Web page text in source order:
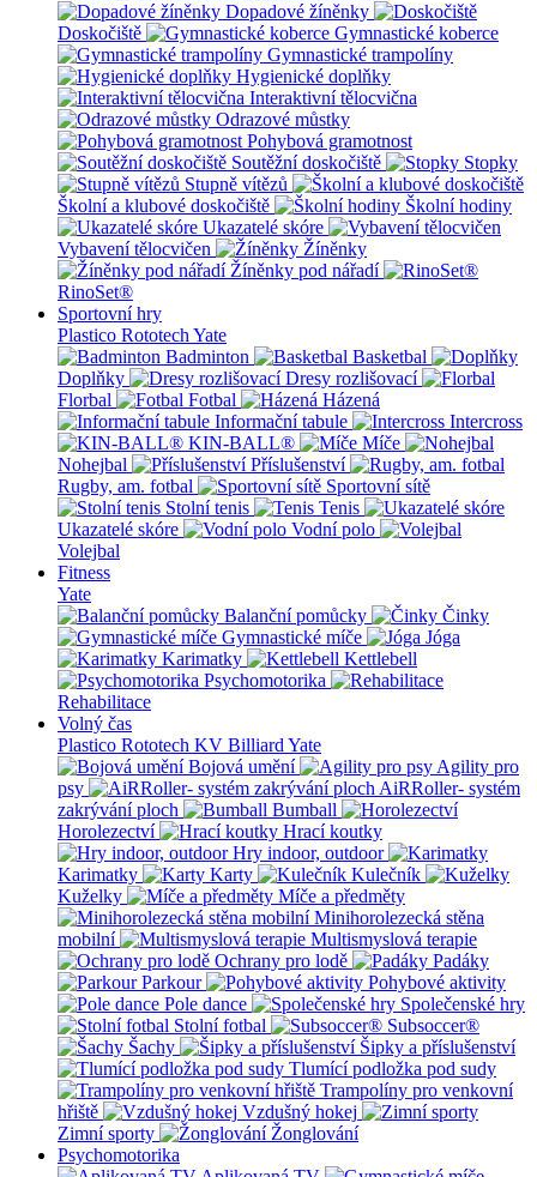
Dopadové žíněnky
Doskočiště
Gymnastické koberce
Gymnastické trampolíny
Hygienické doplňky
Interaktivní tělocvična
Odrazové můstky
Pohybová gramotnost
Soutěžní doskočiště
Stopky
Stupně vítězů
Školní a klubové doskočiště
Školní hodiny
Ukazatelé skóre
Vybavení tělocvičen
Žíněnky
Žíněnky pod nářadí
RinoSet®
Sportovní hry
Plastico Rototech Yate
Badminton
Basketbal
Doplňky
Dresy rozlišovací
Florbal
Fotbal
Házená
Informační tabule
Intercross
KIN-BALL®
Míče
Nohejbal
Příslušenství
Rugby, am. fotbal
Sportovní sítě
Stolní tenis
Tenis
Ukazatelé skóre
Vodní polo
Volejbal
Fitness
Yate
Balanční pomůcky
Činky
Gymnastické míče
Jóga
Karimatky
Kettlebell
Psychomotorika
Rehabilitace
Volný čas
Plastico Rototech KV Billiard Yate
Bojová umění
Agility pro
psy
AiRRoller- systém
zakrývání ploch
Bumball
Horolezectví
Hrací koutky
Hry indoor, outdoor
Karimatky
Karty
Kulečník
Kuželky
Míče a předměty
Minihorolezecká stěna
mobilní
Multismyslová terapie
Ochrany pro lodě
Padáky
Parkour
Pohybové aktivity
Pole dance
Společenské hry
Stolní fotbal
Subsoccer®
Šachy
Šipky a příslušenství
Tlumící podložka pod sudy
Trampolíny pro venkovní
hřiště
Vzdušný hokej
Zimní sporty
Žonglování
Psychomotorika